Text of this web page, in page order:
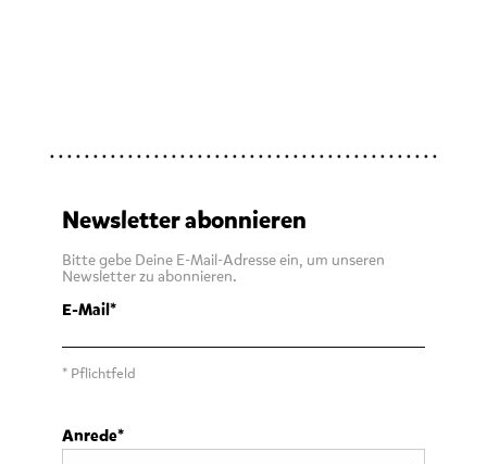
Newsletter abonnieren
Bitte gebe Deine E-Mail-Adresse ein, um unseren
Newsletter zu abonnieren.
E-Mail
* Pflichtfeld
Anrede